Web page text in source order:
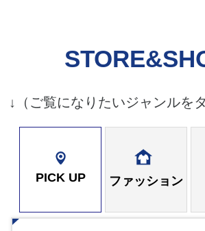
↓（ご覧になりたいジャンルを
PICK UP ファッション